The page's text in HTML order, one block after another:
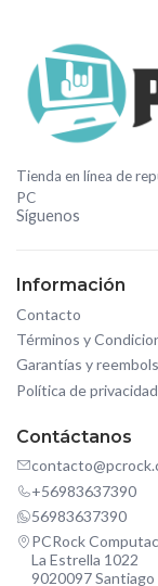
Tienda en línea de
PC
Síguenos
Información
Contacto
Términos y
Garantías y
Política de privacidad
Contáctanos
+56983637390
56983637390
PCRock
La Estrella 1022
9020097 Santiago